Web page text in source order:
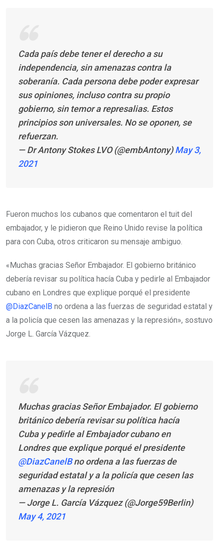
Cada país debe tener el derecho a su
independencia, sin amenazas contra la
soberanía. Cada persona debe poder expresar
sus opiniones, incluso contra su propio
gobierno, sin temor a represalias. Estos
principios son universales. No se oponen, se
refuerzan.
— Dr Antony Stokes LVO (@embAntony)May 3,
2021
Fueron muchos los cubanos que comentaron el tuit del
embajador, y le pidieron que Reino Unido revise la política
para con Cuba, otros criticaron su mensaje ambiguo.
«Muchas gracias Señor Embajador. El gobierno británico
debería revisar su política hacía Cuba y pedirle al Embajador
cubano en Londres que explique porqué el presidente
@DiazCanelB no ordena a las fuerzas de seguridad estatal y
a la policía que cesen las amenazas y la represión», sostuvo
Jorge L. García Vázquez.
Muchas gracias Señor Embajador. El gobierno
británico debería revisar su política hacía
Cuba y pedirle al Embajador cubano en
Londres que explique porqué el presidente
@DiazCanelBno ordena a las fuerzas de
seguridad estatal y a la policía que cesen las
amenazas y la represión
— Jorge L. García Vázquez (@Jorge59Berlin)
May 4, 2021